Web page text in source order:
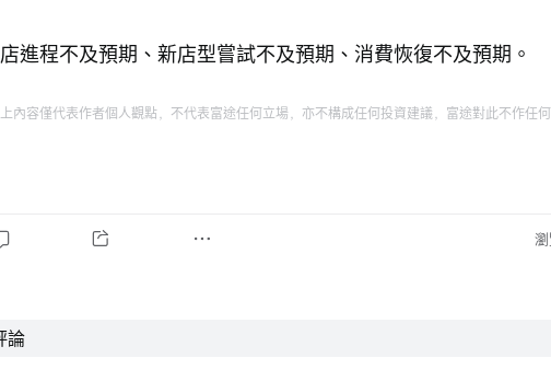
進程不及預期、新店型嘗試不及預期、消費恢復不及預期。
內容僅代表作者個人觀點，不代表富途任何立場，亦不構成任何投資建議，富途對此不作任
瀏
論